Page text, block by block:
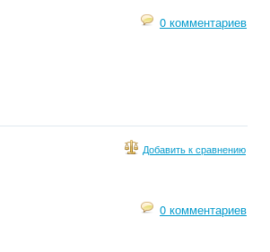
0 комментариев
Добавить к сравнению
0 комментариев